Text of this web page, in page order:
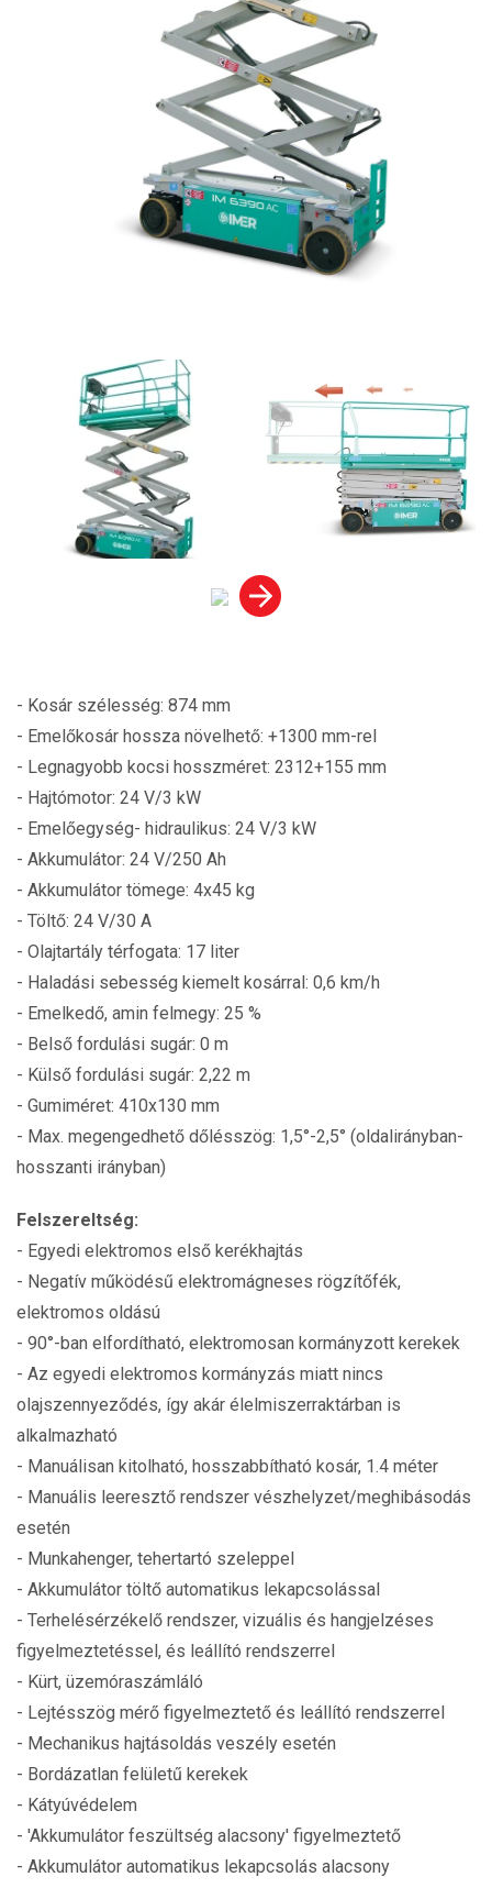
- Kosár szélesség: 874 mm
- Emelőkosár hossza növelhető: +1300 mm-rel
- Legnagyobb kocsi hosszméret: 2312+155 mm
- Hajtómotor: 24 V/3 kW
- Emelőegység- hidraulikus: 24 V/3 kW
- Akkumulátor: 24 V/250 Ah
- Akkumulátor tömege: 4x45 kg
- Töltő: 24 V/30 A
- Olajtartály térfogata: 17 liter
- Haladási sebesség kiemelt kosárral: 0,6 km/h
- Emelkedő, amin felmegy: 25 %
- Belső fordulási sugár: 0 m
- Külső fordulási sugár: 2,22 m
- Gumiméret: 410x130 mm
- Max. megengedhető dőlésszög: 1,5°-2,5° (oldalirányban-
hosszanti irányban)
Felszereltség:
- Egyedi elektromos első kerékhajtás
- Negatív működésű elektromágneses rögzítőfék,
elektromos oldású
- 90°-ban elfordítható, elektromosan kormányzott kerekek
- Az egyedi elektromos kormányzás miatt nincs
olajszennyeződés, így akár élelmiszerraktárban is
alkalmazható
- Manuálisan kitolható, hosszabbítható kosár, 1.4 méter
- Manuális leeresztő rendszer vészhelyzet/meghibásodás
esetén
- Munkahenger, tehertartó szeleppel
- Akkumulátor töltő automatikus lekapcsolással
- Terhelésérzékelő rendszer, vizuális és hangjelzéses
figyelmeztetéssel, és leállító rendszerrel
- Kürt, üzemóraszámláló
- Lejtésszög mérő figyelmeztető és leállító rendszerrel
- Mechanikus hajtásoldás veszély esetén
- Bordázatlan felületű kerekek
- Kátyúvédelem
- 'Akkumulátor feszültség alacsony' figyelmeztető
- Akkumulátor automatikus lekapcsolás alacsony